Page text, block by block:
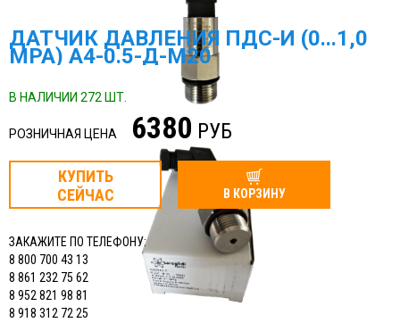
ЗАПОРНАЯ АРМАТУРА И УКАЗАТЕЛИ УРОВНЯ
ИЗМЕРИТЕЛЬНЫЙ ИНСТРУМЕНТ
ТЕРМОМЕТРЫ, ГИГРОМЕТРЫ ВИТ
КАБЕЛЬ И КАБЕЛЕНЕСУЩИЕ СИСТЕМЫ
ДАТЧИК ДАВЛЕНИЯ ПДС-И (0...1,0
MPA) A4-0.5-Д-M20
В НАЛИЧИИ 272 ШТ.
РОЗНИЧНАЯ ЦЕНА 6380 РУБ
КУПИТЬ
СЕЙЧАС
В КОРЗИНУ
ЗАКАЖИТЕ ПО ТЕЛЕФОНУ:
8 800 700 43 13
8 861 232 75 62
8 952 821 98 81
8 918 312 72 25